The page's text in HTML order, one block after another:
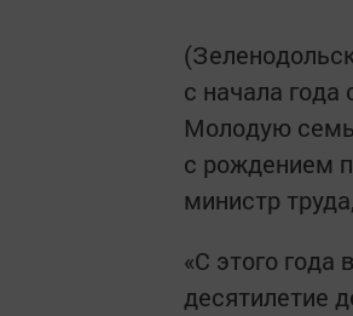
с начала
Молодую
с рождением
министр
«С этого
десятилетие